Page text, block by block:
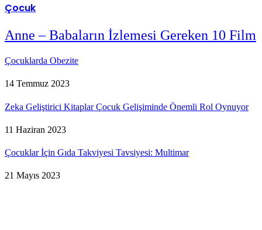
Çocuk
Anne – Babaların İzlemesi Gereken 10 Film
Çocuklarda Obezite
14 Temmuz 2023
Zeka Geliştirici Kitaplar Çocuk Gelişiminde Önemli Rol Oynuyor
11 Haziran 2023
Çocuklar İçin Gıda Takviyesi Tavsiyesi: Multimar
21 Mayıs 2023